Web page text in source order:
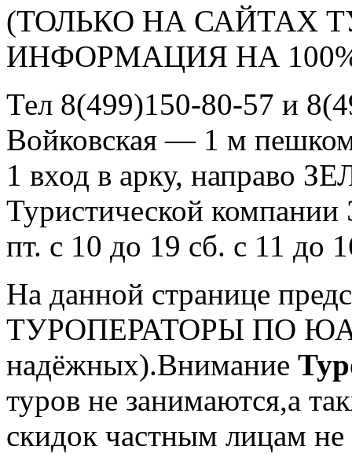
(ТОЛЬКО НА САЙТАХ
ИНФОРМАЦИЯ НА
Тел 8(499)150-80-57 и
Войковская — 1 м
1 вход в арку, направо
Туристической
пт. с 10 до 19 сб. с 11 до
На данной странице
ТУРОПЕРАТОРЫ ПО ЮАР
надёжных).Внимание
туров не занимаются,а
cкидок частным лицам